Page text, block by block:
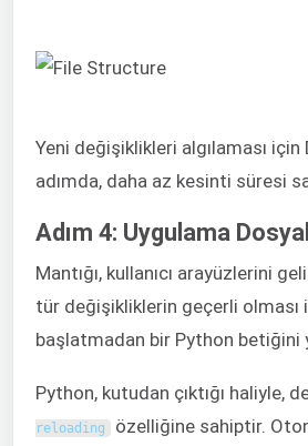
Yeni değişiklikleri algılaması
adımda, daha az kesinti süresi
Adım 4: Uygulama
Mantığı, kullanıcı arayüzlerini
tür değişikliklerin geçerli olması
başlatmadan bir Python betiğini
Python, kutudan çıktığı
reloading özelliğine sahiptir.